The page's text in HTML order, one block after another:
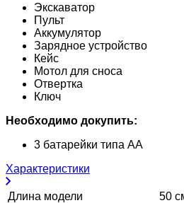
Экскаватор
Пульт
Аккумулятор
Зарядное устройство
Кейс
Мотол для сноса
Отвертка
Ключ
Необходимо докупить:
3 батарейки типа АА
Характеристики
Длина модели
50